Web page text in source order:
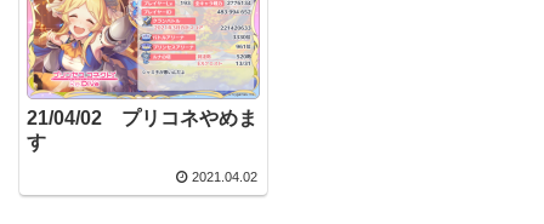
21/04/02 プリコネやめま
す
2021.04.02